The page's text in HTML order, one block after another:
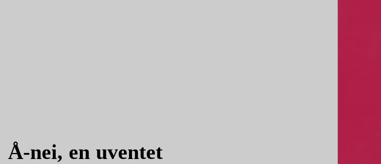
Å-nei, en uventet